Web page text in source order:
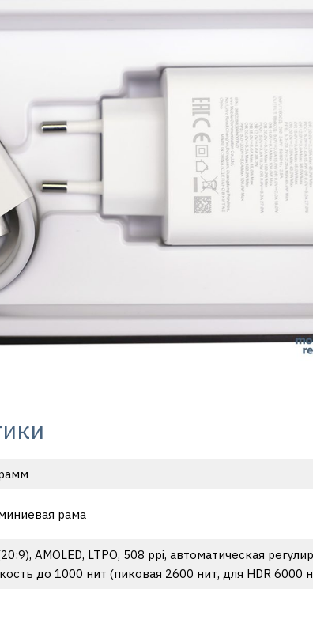
рама
AMOLED, LTPO, 508 ppi, автоматическая
до 1000 нит (пиковая 2600 нит, для HDR 6000